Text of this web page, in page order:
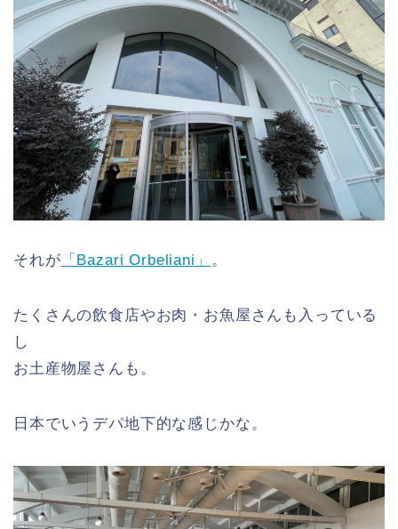
それが 「Bazari Orbeliani」 。
たくさんの飲食店やお肉・お魚屋さんも入っている
し
お土産物屋さんも。
日本でいうデパ地下的な感じかな。